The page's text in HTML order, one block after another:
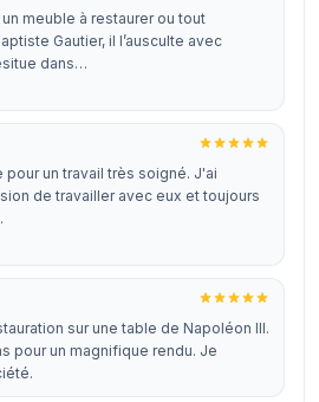
meuble à restaurer ou tout
Gautier, il l’ausculte avec
dans…
un travail très soigné. J'ai
de travailler avec eux et toujours
sur une table de Napoléon III.
pour un magnifique rendu. Je